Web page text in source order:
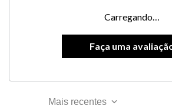
Carregando…
Mais recentes